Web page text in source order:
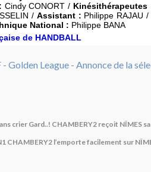
Cindy CONORT /
/ Assistant : Philippe RAJAU
National : Philippe BANA
de HANDBALL
crier Gard..! CHAMBERY2 reçoit NÎMES
CHAMBERY2 l’emporte facilement sur